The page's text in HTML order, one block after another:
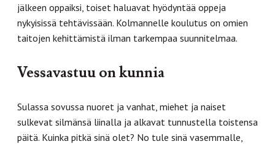
jälkeen oppaiksi, toiset haluavat hyödyntää oppeja
nykyisissä tehtävissään. Kolmannelle koulutus on omien
taitojen kehittämistä ilman tarkempaa suunnitelmaa.
Vessavastuu on kunnia
Sulassa sovussa nuoret ja vanhat, miehet ja naiset
sulkevat silmänsä liinalla ja alkavat tunnustella toistensa
päitä. Kuinka pitkä sinä olet? No tule sinä vasemmalle,